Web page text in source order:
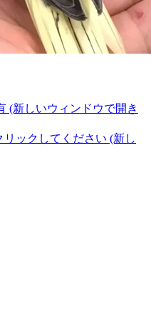
(新しいウィンドウで開き
リックしてください (新し